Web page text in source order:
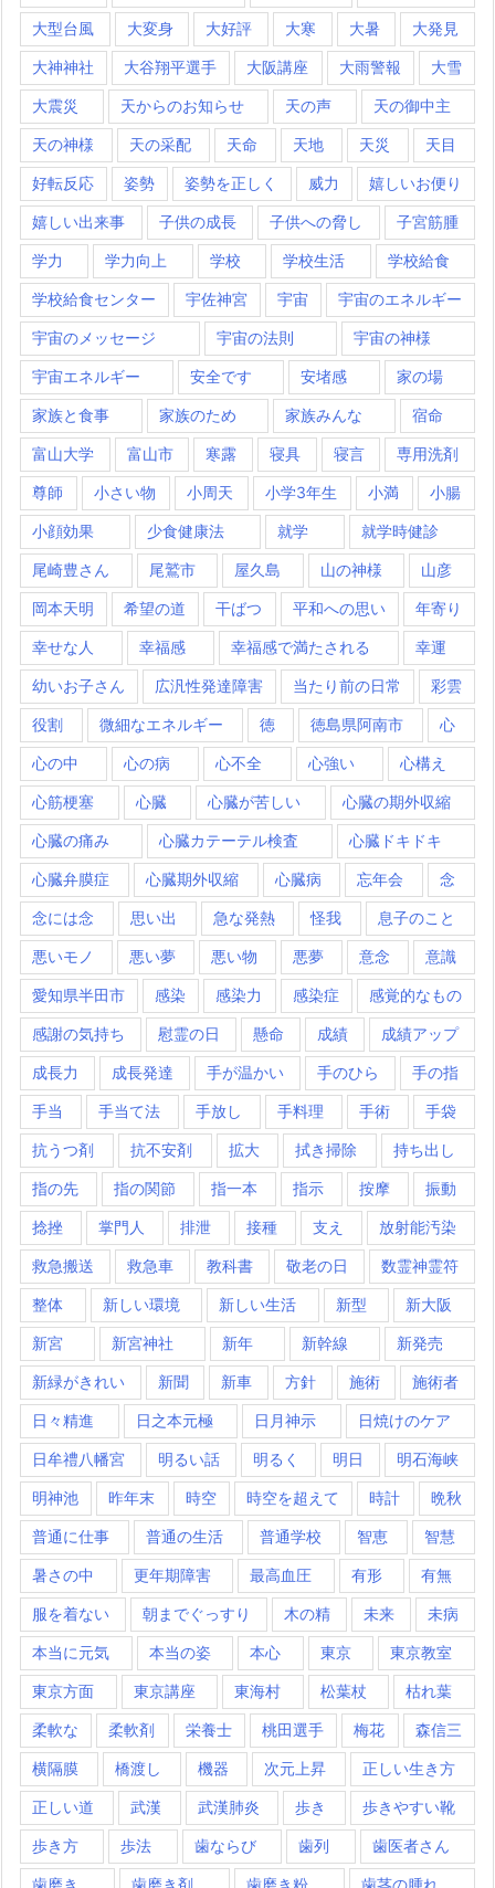
大型台風 大変身 大好評 大寒 大暑 大発見
大神神社 大谷翔平選手 大阪講座 大雨警報 大雪
大震災 天からのお知らせ 天の声 天の御中主
天の神様 天の采配 天命 天地 天災 天目
好転反応 姿勢 姿勢を正しく 威力 嬉しいお便り
嬉しい出来事 子供の成長 子供への脅し 子宮筋腫
学力 学力向上 学校 学校生活 学校給食
学校給食センター 宇佐神宮 宇宙 宇宙のエネルギー
宇宙のメッセージ 宇宙の法則 宇宙の神様
宇宙エネルギー 安全です 安堵感 家の場
家族と食事 家族のため 家族みんな 宿命
富山大学 富山市 寒露 寝具 寝言 専用洗剤
尊師 小さい物 小周天 小学3年生 小満 小腸
小顔効果 少食健康法 就学 就学時健診
尾崎豊さん 尾鷲市 屋久島 山の神様 山彦
岡本天明 希望の道 干ばつ 平和への思い 年寄り
幸せな人 幸福感 幸福感で満たされる 幸運
幼いお子さん 広汎性発達障害 当たり前の日常 彩雲
役割 微細なエネルギー 徳 徳島県阿南市 心
心の中 心の病 心不全 心強い 心構え
心筋梗塞 心臓 心臓が苦しい 心臓の期外収縮
心臓の痛み 心臓カテーテル検査 心臓ドキドキ
心臓弁膜症 心臓期外収縮 心臓病 忘年会 念
念には念 思い出 急な発熱 怪我 息子のこと
悪いモノ 悪い夢 悪い物 悪夢 意念 意識
愛知県半田市 感染 感染力 感染症 感覚的なもの
感謝の気持ち 慰霊の日 懸命 成績 成績アップ
成長力 成長発達 手が温かい 手のひら 手の指
手当 手当て法 手放し 手料理 手術 手袋
抗うつ剤 抗不安剤 拡大 拭き掃除 持ち出し
指の先 指の関節 指一本 指示 按摩 振動
捻挫 掌門人 排泄 接種 支え 放射能汚染
救急搬送 救急車 教科書 敬老の日 数霊神霊符
整体 新しい環境 新しい生活 新型 新大阪
新宮 新宮神社 新年 新幹線 新発売
新緑がきれい 新聞 新車 方針 施術 施術者
日々精進 日之本元極 日月神示 日焼けのケア
日牟禮八幡宮 明るい話 明るく 明日 明石海峡
明神池 昨年末 時空 時空を超えて 時計 晩秋
普通に仕事 普通の生活 普通学校 智恵 智慧
暑さの中 更年期障害 最高血圧 有形 有無
服を着ない 朝までぐっすり 木の精 未来 未病
本当に元気 本当の姿 本心 東京 東京教室
東京方面 東京講座 東海村 松葉杖 枯れ葉
柔軟な 柔軟剤 栄養士 桃田選手 梅花 森信三
横隔膜 橋渡し 機器 次元上昇 正しい生き方
正しい道 武漢 武漢肺炎 歩き 歩きやすい靴
歩き方 歩法 歯ならび 歯列 歯医者さん
歯磨き 歯磨き剤 歯磨き粉 歯茎の腫れ